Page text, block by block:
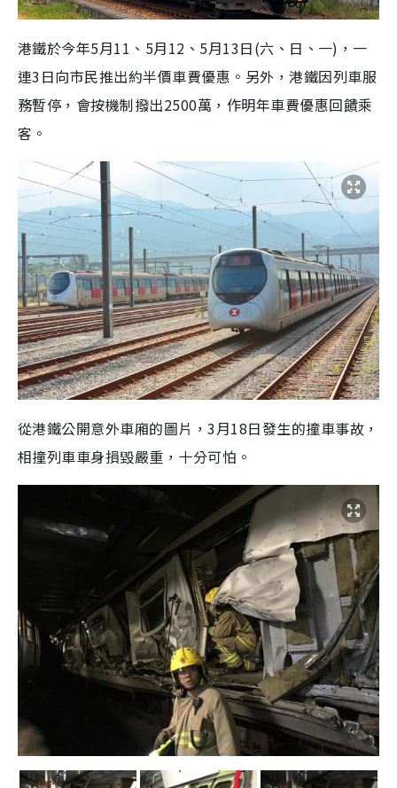
港鐵於今年5月11、5月12、5月13日(六、日、一) ，一
連3日向市民推出約半價車費優惠。另外，港鐵因列車服
務暫停， 會按機制撥出2500萬 ，作明年車費優惠回饋乘
客 。
從港鐵公開意外車廂的圖片，3月18日發生的撞車事故，
相撞列車車身損毀嚴重，十分可怕。